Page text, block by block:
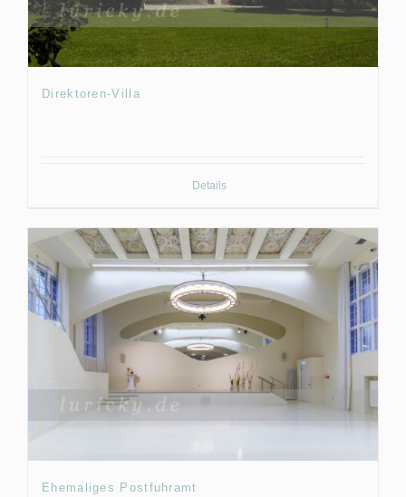
Direktoren-Villa
Details
Ehemaliges Postfuhramt